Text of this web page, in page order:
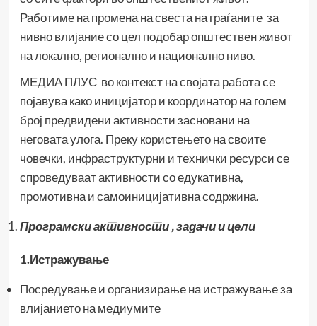
Работиме на промена на свеста на граѓаните за
нивно влијание со цел подобар општествен живот
на локално, регионално и национално ниво.
МЕДИА ПЛУС во контекст на својата работа се
појавува како иницијатор и координатор на голем
број предвидени активности засновани на
неговата улога. Преку користењето на своите
човечки, инфраструктурни и технички ресурси се
спроведуваат активности со едукативна,
промотивна и самоиницијативна содржина.
Програмски активности , задачи и цели
1.Истражување
Посредување и организирање на истражување за
влијанието на медиумите